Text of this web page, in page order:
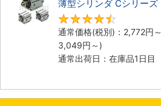
薄型シリンダ Cシリーズ
通常価格(税別)： 2,772円 ～
3,049円 ～)
通常出荷日：在庫品1日目